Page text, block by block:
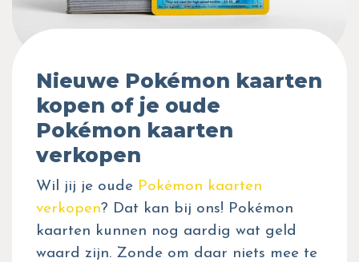
Nieuwe Pokémon kaarten
kopen of je oude
Pokémon kaarten
verkopen
Wil jij je oude Pokémon kaarten
verkopen? Dat kan bij ons! Pokémon
kaarten kunnen nog aardig wat geld
waard zijn. Zonde om daar niets mee te